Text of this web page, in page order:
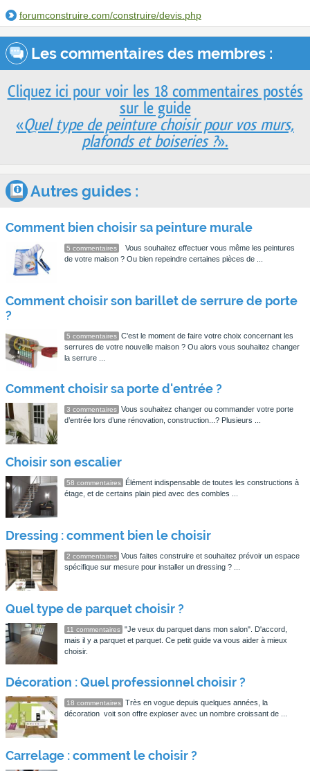
forumconstruire.com/construire/devis.php
Les commentaires des membres :
Cliquez ici pour voir les 18 commentaires postés
sur le guide
«Quel type de peinture choisir pour vos murs,
plafonds et boiseries ?».
Autres guides :
Comment bien choisir sa peinture murale
5 commentaires
Vous souhaitez effectuer vous même les peintures
de votre maison ? Ou bien repeindre certaines pièces de ...
Comment choisir son barillet de serrure de porte
?
5 commentaires C'est le moment de faire votre choix concernant les
serrures de votre nouvelle maison ? Ou alors vous souhaitez changer
la serrure ...
Comment choisir sa porte d'entrée ?
3 commentaires Vous souhaitez changer ou commander votre porte
d’entrée lors d’une rénovation, construction...? Plusieurs ...
Choisir son escalier
58 commentaires
Élément indispensable de toutes les constructions à
étage, et de certains plain pied avec des combles ...
Dressing : comment bien le choisir
2 commentaires Vous faites construire et souhaitez prévoir un espace
spécifique sur mesure pour installer un dressing ? ...
Quel type de parquet choisir ?
11 commentaires "Je veux du parquet dans mon salon". D'accord,
mais il y a parquet et parquet. Ce petit guide va vous aider à mieux
choisir.
Décoration : Quel professionnel choisir ?
18 commentaires Très en vogue depuis quelques années, la
décoration voit son offre exploser avec un nombre croissant de ...
Carrelage : comment le choisir ?